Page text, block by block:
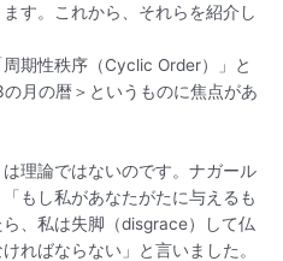
す。これから、それらを紹介し
期性秩序（Cyclic Order）」と
月の暦＞というものに焦点があ
理論ではないのです。ナガール
もし私があなたがたに与えるも
、私は失脚（disgrace）して仏
ればならない」と言いました。